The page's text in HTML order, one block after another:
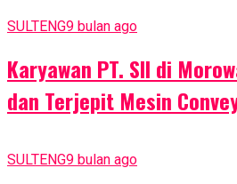
SULTENG9 bulan ago
Karyawan PT. SII di
dan Terjepit Mesin
SULTENG9 bulan ago